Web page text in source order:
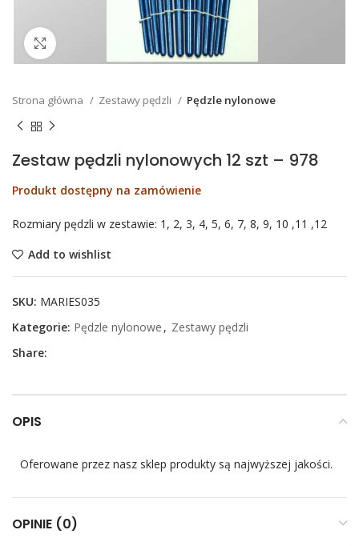
Strona główna Zestawy pędzli Pędzle nylonowe
Zestaw pędzli nylonowych 12 szt – 978
Produkt dostępny na zamówienie
Rozmiary pędzli w zestawie: 1, 2, 3, 4, 5, 6, 7, 8, 9, 10 ,11 ,12
Add to wishlist
SKU: MARIES035
Kategorie: Pędzle nylonowe , Zestawy pędzli
Share:
OPIS
Oferowane przez nasz sklep produkty są najwyższej jakości.
OPINIE (0)